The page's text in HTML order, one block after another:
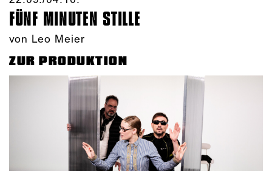
FÜNF MINUTEN STILLE
von Leo Meier
ZUR PRODUKTION